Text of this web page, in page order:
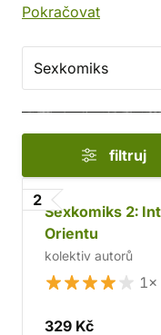
tohoto spisovatele,
srdcem, někdo
známých i z těch
dopravu, rychlé
Pokračovat
Sexkomiks
filtruj
2
Sexkomiks 2:
Orientu
kolektiv autorů
1×
329 Kč